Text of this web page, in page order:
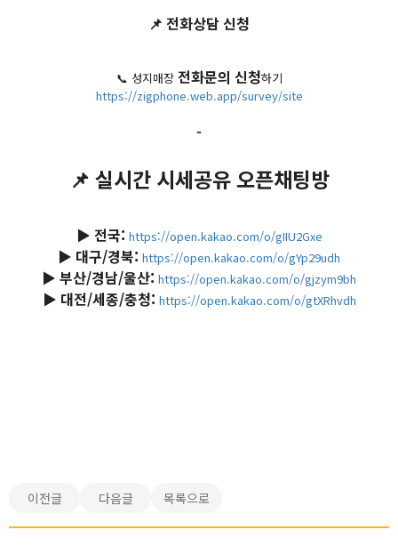
📌 전화상담 신청
📞 성지매장 전화문의 신청하기
https://zigphone.web.app/survey/site
-
📌 실시간 시세공유 오픈채팅방
▶️ 전국: https://open.kakao.com/o/gIIU2Gxe
▶️ 대구/경북: https://open.kakao.com/o/gYp29udh
▶️ 부산/경남/울산: https://open.kakao.com/o/gjzym9bh
▶️ 대전/세종/충청: https://open.kakao.com/o/gtXRhvdh
이전글 다음글 목록으로